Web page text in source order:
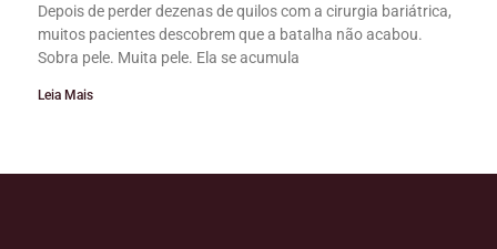
Depois de perder dezenas de quilos com a cirurgia bariátrica,
muitos pacientes descobrem que a batalha não acabou.
Sobra pele. Muita pele. Ela se acumula
Leia Mais